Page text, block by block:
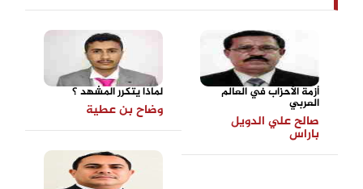
أزمة الأحزاب في العالم
العربي
صالح علي الدويل
باراس
لماذا يتكرر المشهد ؟
وضاح بن عطية